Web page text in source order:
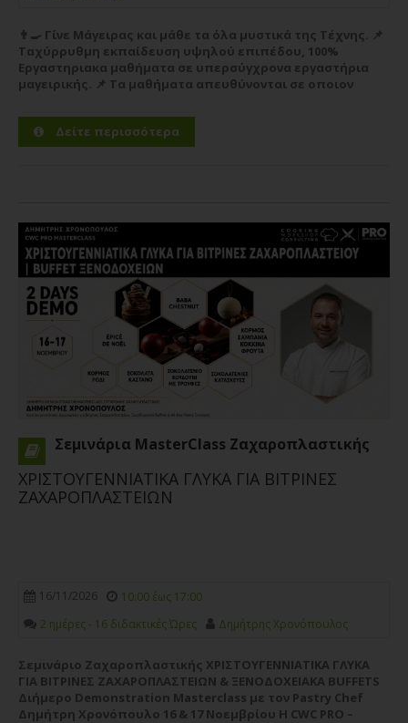
👨‍🍳 Γίνε Μάγειρας και μάθε τα όλα μυστικά της Τέχνης. 📌
Ταχύρρυθμη εκπαίδευση υψηλού επιπέδου, 100%
Εργαστηριακα μαθήματα σε υπερσύγχρονα εργαστήρια
μαγειρικής. 📌 Τα μαθήματα απευθύνονται σε οποιον
Μαγειρικής Τέχνης...Περισσότερα
Δείτε περισσότερα
Σεμινάρια MasterClass Ζαχαροπλαστικής
ΧΡΙΣΤΟΥΓΕΝΝΙΑΤΙΚΑ ΓΛΥΚΑ ΓΙΑ ΒΙΤΡΙΝΕΣ
ΖΑΧΑΡΟΠΛΑΣΤΕΙΩΝ
16/11/2026
10:00 έως 17:00
2 ημέρες - 16 διδακτικές Ώρες
Δημήτρης Χρονόπουλος
Σεμινάριο Ζαχαροπλαστικής ΧΡΙΣΤΟΥΓΕΝΝΙΑΤΙΚΑ ΓΛΥΚΑ
ΓΙΑ ΒΙΤΡΙΝΕΣ ΖΑΧΑΡΟΠΛΑΣΤΕΙΩΝ & ΞΕΝΟΔΟΧΕΙΑΚΑ BUFFETS
Διήμερο Demonstration Masterclass με τον Pastry Chef
Δημήτρη Χρονόπουλο 16 & 17 Νοεμβρίου Η CWC PRO –